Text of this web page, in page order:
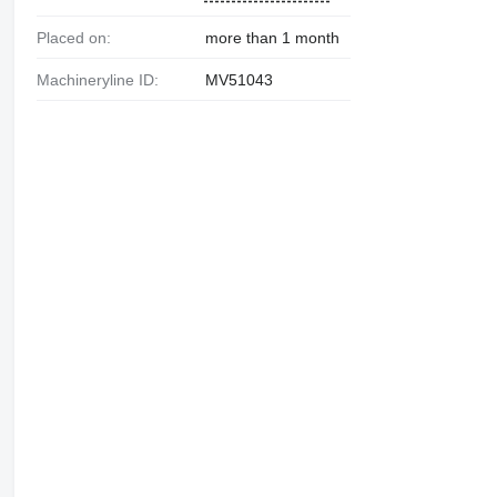
Placed on: more than 1 month
Machineryline ID: MV51043